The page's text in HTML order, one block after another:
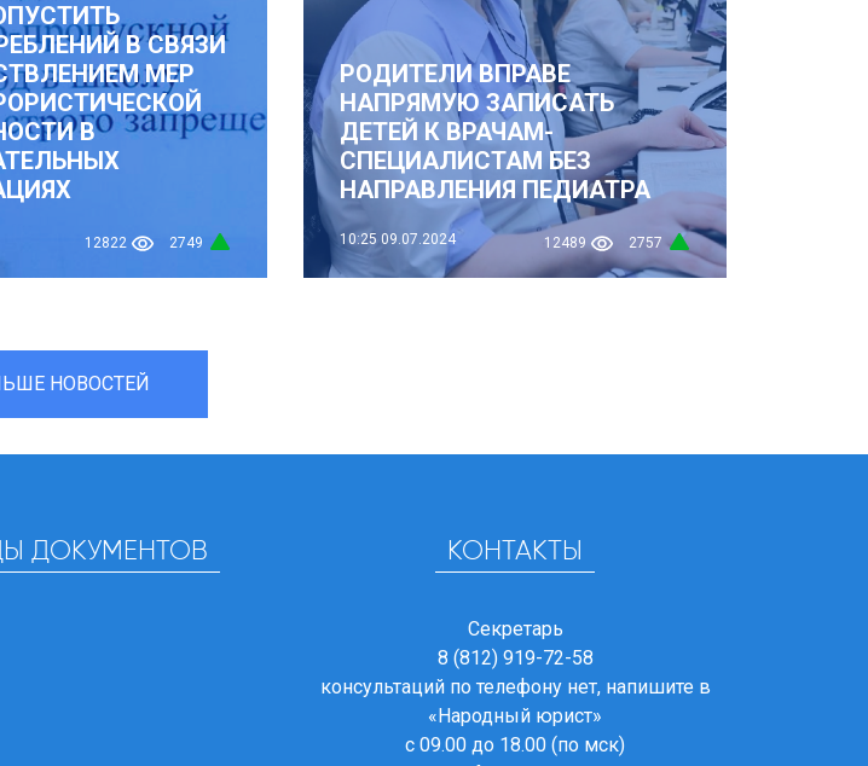
В СВЯЗИ
МЕР
В
12822 2749
РОДИТЕЛИ ВПРАВЕ
НАПРЯМУЮ ЗАПИСАТЬ
ДЕТЕЙ К ВРАЧАМ-
СПЕЦИАЛИСТАМ БЕЗ
НАПРАВЛЕНИЯ ПЕДИАТРА
10:25 09.07.2024 12489 2757
НОВОСТЕЙ
ДОКУМЕНТОВ КОНТАКТЫ
Секретарь
8 (812) 919-72-58
консультаций по телефону нет, напишите в
«Народный юрист»
с 09.00 до 18.00 (по мск)